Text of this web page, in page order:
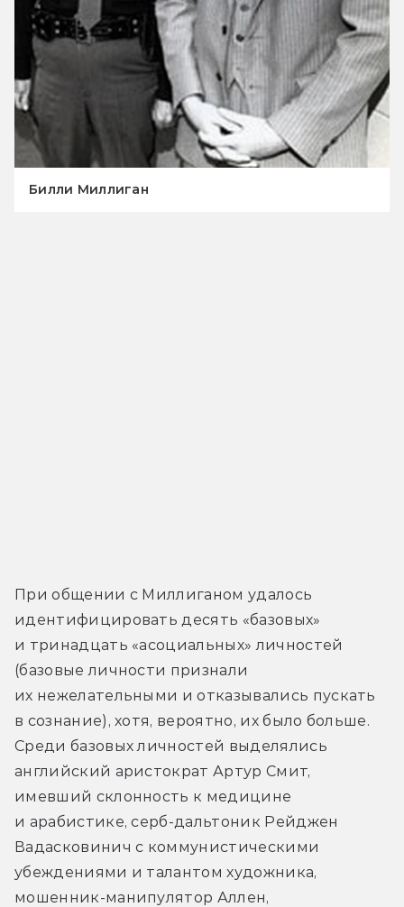
Билли Миллиган
При общении с Миллиганом удалось
идентифицировать десять «базовых»
и тринадцать «асоциальных» личностей
(базовые личности признали
их нежелательными и отказывались пускать
в сознание), хотя, вероятно, их было больше.
Среди базовых личностей выделялись
английский аристократ Артур Смит,
имевший склонность к медицине
и арабистике, серб-дальтоник Рейджен
Вадасковинич с коммунистическими
убеждениями и талантом художника,
мошенник-манипулятор Аллен,